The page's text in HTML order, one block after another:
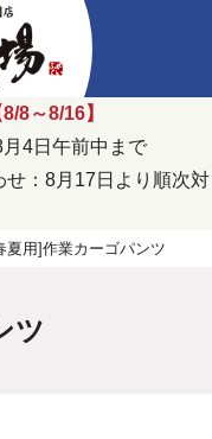
8～8/16】
4日午前中まで
：8月17日より順次対
夏用]作業カーゴパンツ
ツ